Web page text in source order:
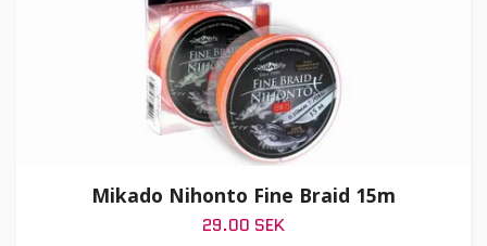
Mikado Nihonto Fine Braid 15m
29.00 SEK